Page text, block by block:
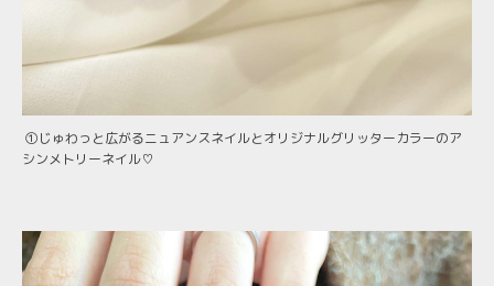
①じゅわっと広がるニュアンスネイルとオリジナルグリッターカラーのア
シンメトリーネイル♡